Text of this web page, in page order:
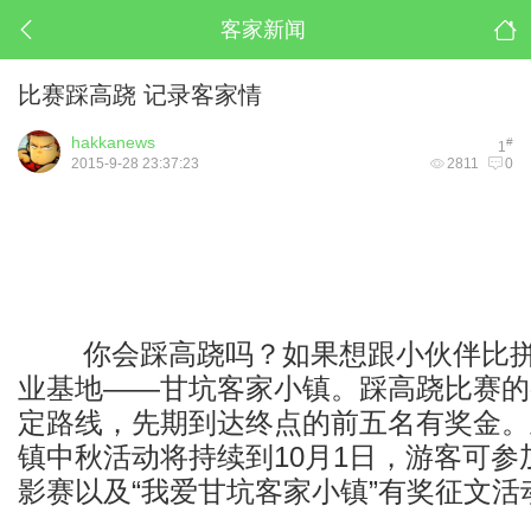
客家新闻
比赛踩高跷 记录客家情
1#
hakkanews
2811 0
2015-9-28 23:37:23
你会踩高跷吗？如果想跟小伙伴比
业基地——甘坑客家小镇。踩高跷比赛
定路线，先期到达终点的前五名有奖金
镇中秋活动将持续到10月1日，游客可参
影赛以及“我爱甘坑客家小镇”有奖征文